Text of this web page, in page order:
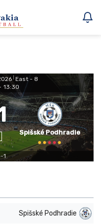
East - 8
13:30
Spišské Podhradie
1
Spišské Podhradie